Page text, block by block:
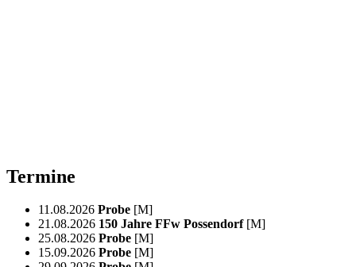
Termine
11.08.2026 Probe [M]
21.08.2026 150 Jahre FFw Possendorf [M]
25.08.2026 Probe [M]
15.09.2026 Probe [M]